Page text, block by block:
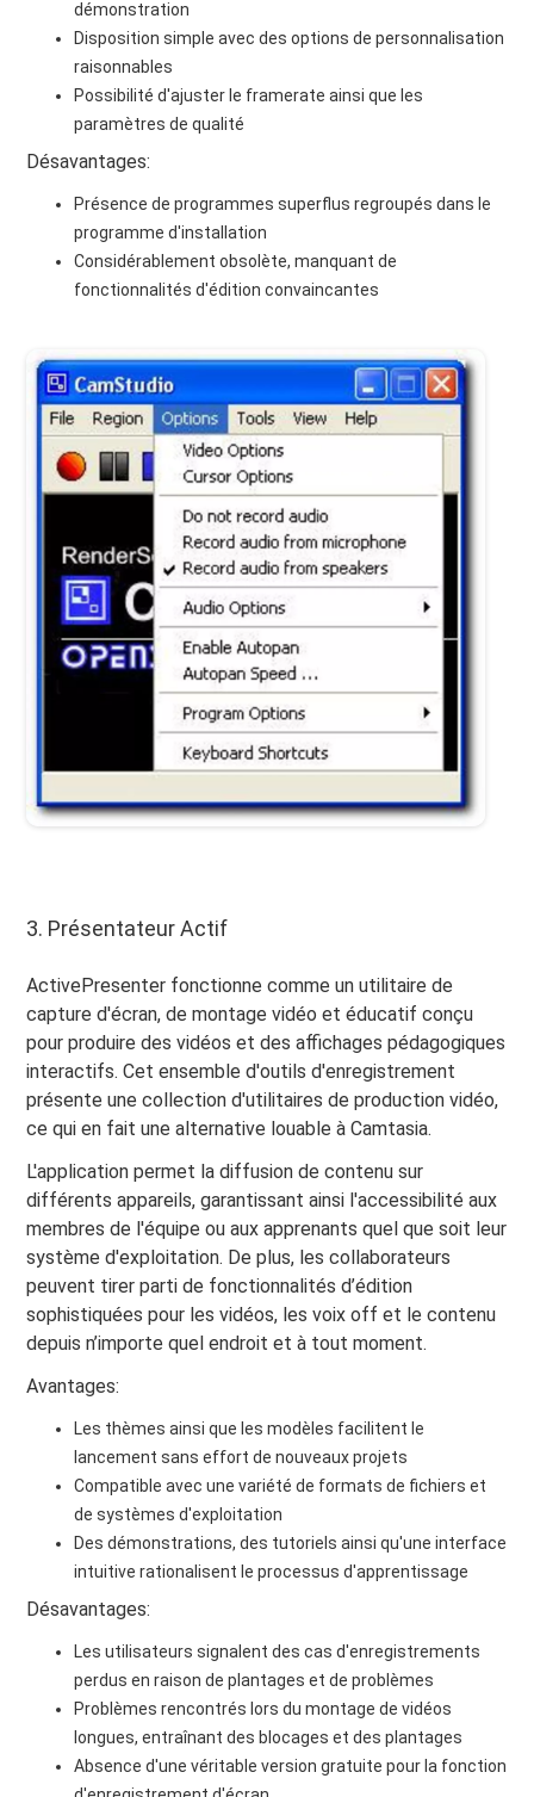
démonstration
Disposition simple avec des options de personnalisation
raisonnables
Possibilité d'ajuster le framerate ainsi que les
paramètres de qualité
Désavantages:
Présence de programmes superflus regroupés dans le
programme d'installation
Considérablement obsolète, manquant de
fonctionnalités d'édition convaincantes
3. Présentateur Actif
ActivePresenter fonctionne comme un utilitaire de
capture d'écran, de montage vidéo et éducatif conçu
pour produire des vidéos et des affichages pédagogiques
interactifs. Cet ensemble d'outils d'enregistrement
présente une collection d'utilitaires de production vidéo,
ce qui en fait une alternative louable à Camtasia.
L'application permet la diffusion de contenu sur
différents appareils, garantissant ainsi l'accessibilité aux
membres de l'équipe ou aux apprenants quel que soit leur
système d'exploitation. De plus, les collaborateurs
peuvent tirer parti de fonctionnalités d’édition
sophistiquées pour les vidéos, les voix off et le contenu
depuis n’importe quel endroit et à tout moment.
Avantages:
Les thèmes ainsi que les modèles facilitent le
lancement sans effort de nouveaux projets
Compatible avec une variété de formats de fichiers et
de systèmes d'exploitation
Des démonstrations, des tutoriels ainsi qu'une interface
intuitive rationalisent le processus d'apprentissage
Désavantages:
Les utilisateurs signalent des cas d'enregistrements
perdus en raison de plantages et de problèmes
Problèmes rencontrés lors du montage de vidéos
longues, entraînant des blocages et des plantages
Absence d'une véritable version gratuite pour la fonction